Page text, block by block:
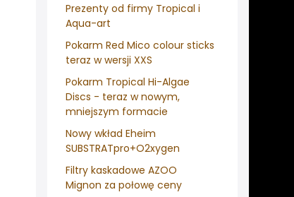
Prezenty od firmy Tropical i
Aqua-art
Pokarm Red Mico colour sticks
teraz w wersji XXS
Pokarm Tropical Hi-Algae
Discs - teraz w nowym,
mniejszym formacie
Nowy wkład Eheim
SUBSTRATpro+O2xygen
Filtry kaskadowe AZOO
Mignon za połowę ceny